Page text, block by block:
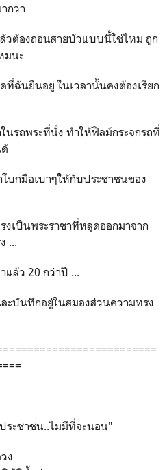
กว่า
วต้องถอนสายบัวแบบนี้ใช่ไหม ถูก
มนะ
ที่ฉันยืนอยู่ ในเวลานั้นคงต้องเรียก
นรถพระที่นั่ง ทำให้ฟิลม์กระจกรถที่
บกมือเบาๆให้กับประชาชนของ
เป็นพระราชาที่หลุดออกมาจาก
...
แล้ว 20 กว่าปี ...
ะบันทึกอยู่ในสมองส่วนความทรง
ระชาชน..ไม่มีที่จะนอน"
ง